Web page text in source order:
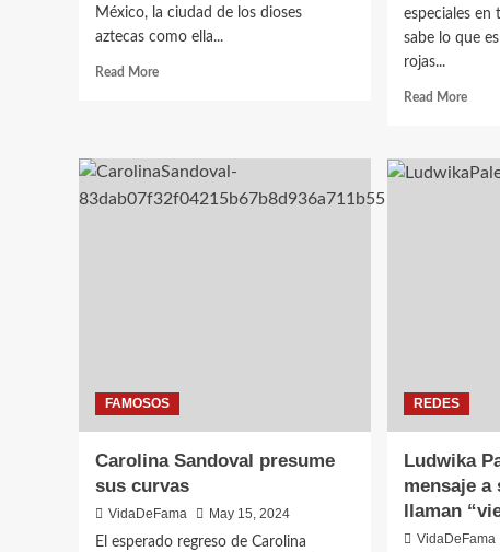
México, la ciudad de los dioses
aztecas como ella...
Read More
especiales en
sabe lo que
rojas...
Read More
FAMOSOS
Carolina Sandoval presume
sus curvas
VidaDeFama
May 15, 2024
El esperado regreso de Carolina
REDES
Ludwika
mensaje a
llaman
VidaDeFama